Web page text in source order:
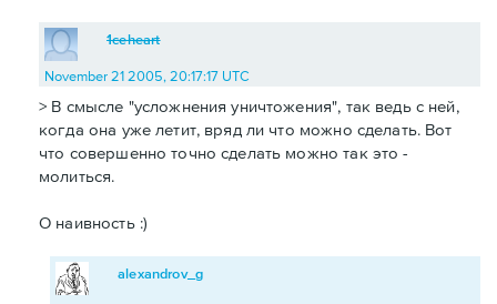
1ceheart
November 21 2005, 20:17:17 UTC
> В смысле "усложнения уничтожения", так ведь с ней,
когда она уже летит, вряд ли что можно сделать. Вот
что совершенно точно сделать можно так это -
молиться.
О наивность :)
alexandrov_g